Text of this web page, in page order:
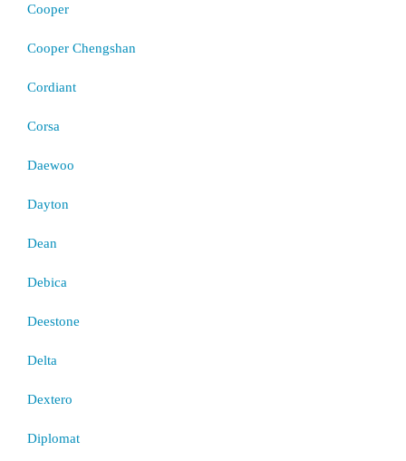
Cooper
Cooper Chengshan
Cordiant
Corsa
Daewoo
Dayton
Dean
Debica
Deestone
Delta
Dextero
Diplomat